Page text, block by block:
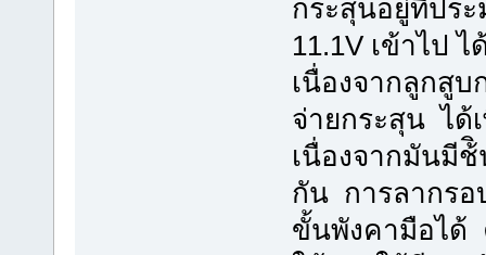
กระสุนอยู่ที่ปร
11.1V เข้าไป
เนื่องจากลูกสู
จ่ายกระสุน ได้
เนื่องจากมันมี
กัน การลากรอ
ขั้นพังคามือได้